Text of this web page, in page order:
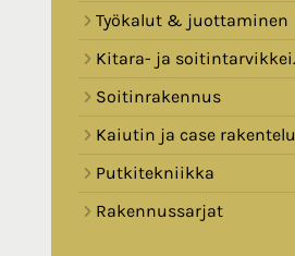
Työkalut & juottaminen
Kitara- ja soitintarvikkeita
Soitinrakennus
Kaiutin ja case rakentelu
Putkitekniikka
Rakennussarjat